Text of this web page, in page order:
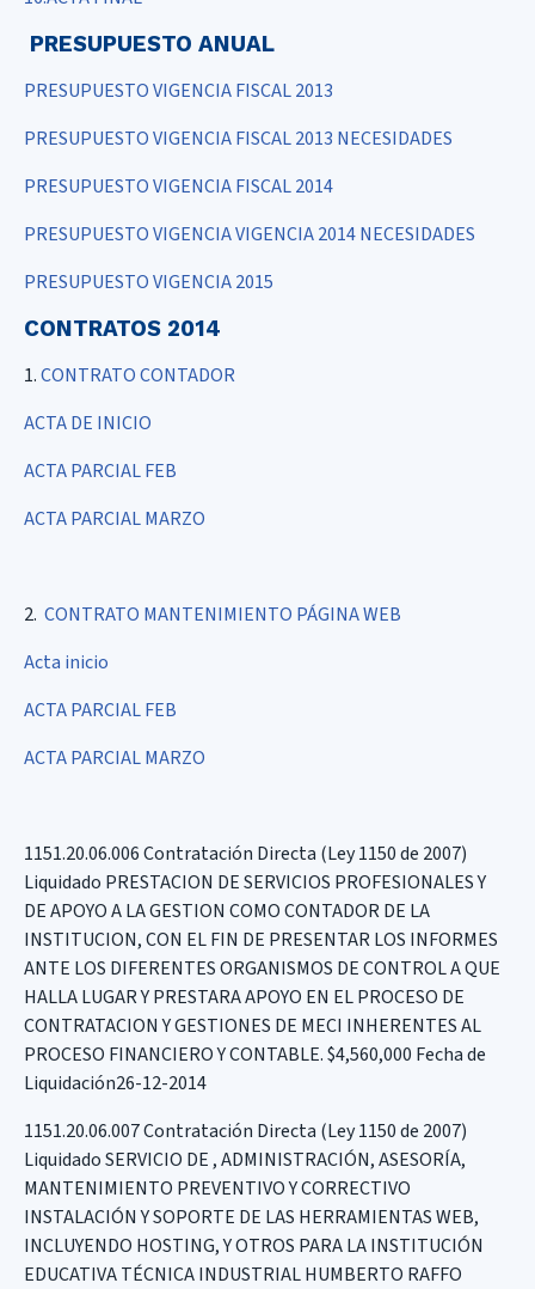
PRESUPUESTO ANUAL
PRESUPUESTO VIGENCIA FISCAL 2013
PRESUPUESTO VIGENCIA FISCAL 2013 NECESIDADES
PRESUPUESTO VIGENCIA FISCAL 2014
PRESUPUESTO VIGENCIA VIGENCIA 2014 NECESIDADES
PRESUPUESTO VIGENCIA 2015
CONTRATOS 2014
1.CONTRATO CONTADOR
ACTA DE INICIO
ACTA PARCIAL FEB
ACTA PARCIAL MARZO
2. CONTRATO MANTENIMIENTO PÁGINA WEB
Acta inicio
ACTA PARCIAL FEB
ACTA PARCIAL MARZO
1151.20.06.006 Contratación Directa (Ley 1150 de 2007)
Liquidado PRESTACION DE SERVICIOS PROFESIONALES Y
DE APOYO A LA GESTION COMO CONTADOR DE LA
INSTITUCION, CON EL FIN DE PRESENTAR LOS INFORMES
ANTE LOS DIFERENTES ORGANISMOS DE CONTROL A QUE
HALLA LUGAR Y PRESTARA APOYO EN EL PROCESO DE
CONTRATACION Y GESTIONES DE MECI INHERENTES AL
PROCESO FINANCIERO Y CONTABLE. $4,560,000 Fecha de
Liquidación26-12-2014
1151.20.06.007 Contratación Directa (Ley 1150 de 2007)
Liquidado SERVICIO DE , ADMINISTRACIÓN, ASESORÍA,
MANTENIMIENTO PREVENTIVO Y CORRECTIVO
INSTALACIÓN Y SOPORTE DE LAS HERRAMIENTAS WEB,
INCLUYENDO HOSTING, Y OTROS PARA LA INSTITUCIÓN
EDUCATIVA TÉCNICA INDUSTRIAL HUMBERTO RAFFO